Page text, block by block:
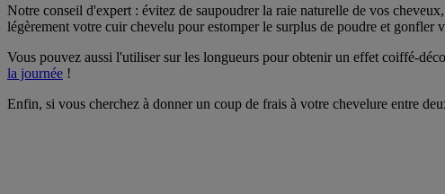
Notre conseil d'expert : évitez de saupoudrer la raie naturelle de vos
légèrement votre cuir chevelu pour estomper le surplus de poudre et gonfler
Vous pouvez aussi l'utiliser sur les longueurs pour obtenir un effet coiffé-
la journée !
Enfin, si vous cherchez à donner un coup de frais à votre chevelure entre